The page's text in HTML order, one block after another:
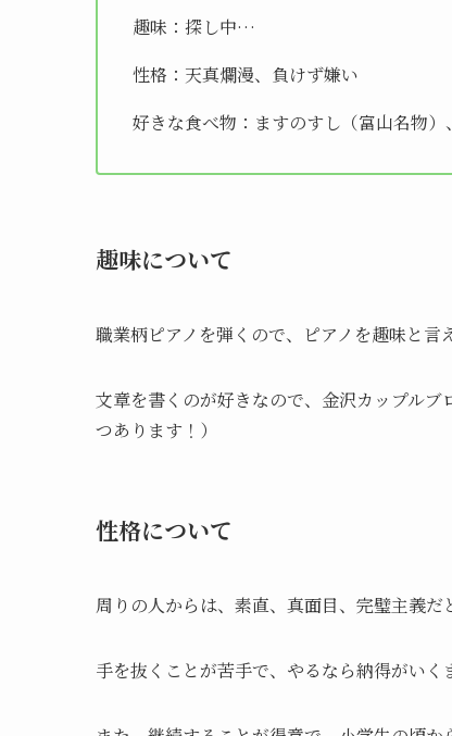
趣味：探し中…
性格：天真爛漫、負けず嫌い
好きな食べ物：ますのすし（富山名物
趣味について
職業柄ピアノを弾くので、ピアノを趣味と言
文章を書くのが好きなので、金沢カップル
つあります！）
性格について
周りの人からは、素直、真面目、完璧主義だ
手を抜くことが苦手で、やるなら納得がいく